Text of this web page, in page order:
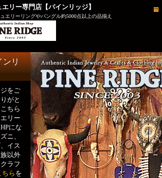
リー専門店【パインリッジ】
エリーリングやバングル約5000点以上の品揃え
ンリ
をご
がと
ちら
リー
にな
ニ、
イス
以外
ラフ
ちら を